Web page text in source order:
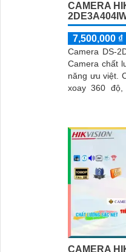
CAMERA
7,500,000 ₫
Camera DS-
Camera chất
năng ưu việt. Camera này có khả năng
xoay 360
CAMERA